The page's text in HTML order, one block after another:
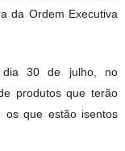
da Ordem Executiva
dia 30 de julho, no
produtos que terão
os que estão isentos